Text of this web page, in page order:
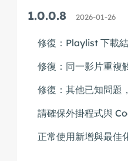
1.0.0.8 2026-01-26
修復：Playlist 下載
修復：同一影片重複
修復：其他已知問題
請確保外掛程式與
正常使用新增與最佳